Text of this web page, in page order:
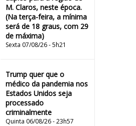
M. Claros, neste época.
(Na terça-feira, a mínima
será de 18 graus, com 29
de máxima)
Sexta 07/08/26 - 5h21
Trump quer que o
médico da pandemia nos
Estados Unidos seja
processado
criminalmente
Quinta 06/08/26 - 23h57